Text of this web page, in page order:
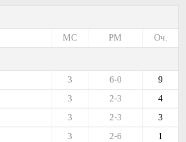
Оч.
РМ
МС
9
6-0
3
4
2-3
3
3
2-3
3
1
2-6
3